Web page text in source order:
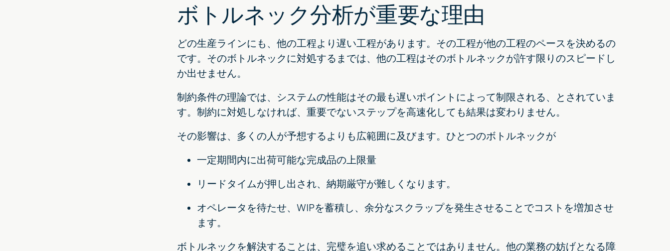
ボトルネック分析が重要な理由
どの生産ラインにも、他の工程より遅い工程があります。その工程が他の工程のペースを決めるの
です。そのボトルネックに対処するまでは、他の工程はそのボトルネックが許す限りのスピードし
か出せません。
制約条件の理論では、システムの性能はその最も遅いポイントによって制限される、とされていま
す。制約に対処しなければ、重要でないステップを高速化しても結果は変わりません。
その影響は、多くの人が予想するよりも広範囲に及びます。ひとつのボトルネックが
一定期間内に出荷可能な完成品の上限量
リードタイムが押し出され、納期厳守が難しくなります。
オペレータを待たせ、WIPを蓄積し、余分なスクラップを発生させることでコストを増加させ
ます。
ボトルネックを解決することは、完璧を追い求めることではありません。他の業務の妨げとなる障